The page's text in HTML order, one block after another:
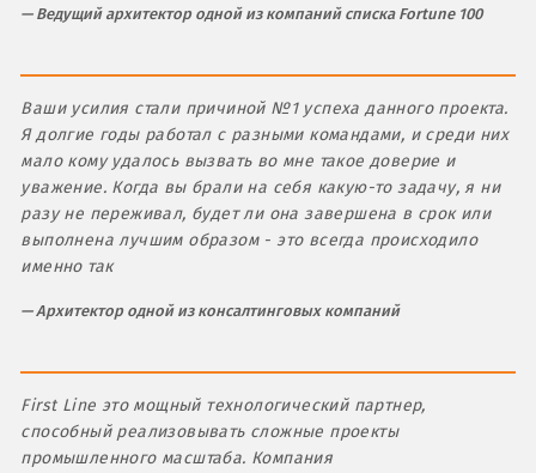
Ведущий архитектор одной из компаний списка Fortune 100
Ваши усилия стали причиной №1 успеха данного проекта.
Я долгие годы работал с разными командами, и среди них
мало кому удалось вызвать во мне такое доверие и
уважение. Когда вы брали на себя какую-то задачу, я ни
разу не переживал, будет ли она завершена в срок или
выполнена лучшим образом - это всегда происходило
именно так
Архитектор одной из консалтинговых компаний
First Line это мощный технологический партнер,
способный реализовывать сложные проекты
промышленного масштаба. Компания